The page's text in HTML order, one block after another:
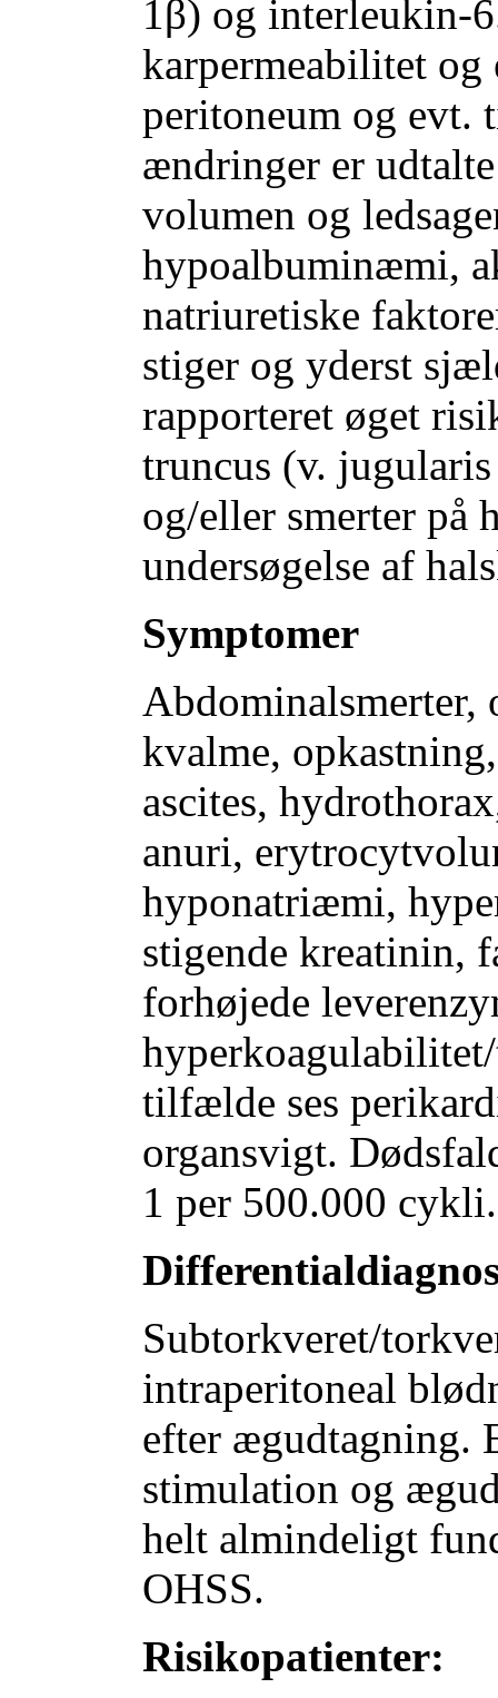
1β) og interleukin-
karpermeabilitet
peritoneum og evt.
ændringer er
volumen og
hypoalbuminæmi,
natriuretiske
stiger og yderst
rapporteret øget
truncus (v.
og/eller smerter på
undersøgelse af
Symptomer
Abdominalsmerter,
kvalme,
ascites,
anuri,
hyponatriæmi,
stigende kreatinin,
forhøjede
tilfælde ses
organsvigt.
1 per 500.000 cykli.
Subtorkveret/
intraperitoneal
efter ægudtagning.
stimulation og
helt almindeligt
OHSS.
Risikopatienter: